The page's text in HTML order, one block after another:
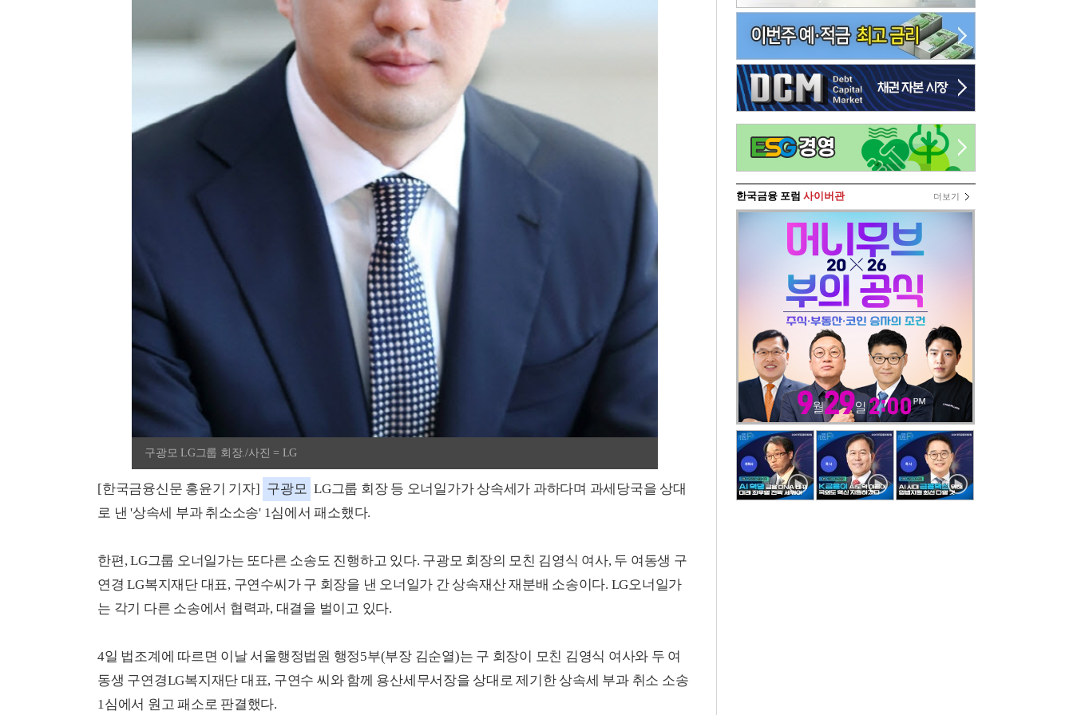
구광모 LG그룹 회장./사진 = LG
[한국금융신문 홍윤기 기자] 구광모 LG그룹 회장 등 오너일가가 상속세가 과하다며 과세당국을 상대
로 낸 '상속세 부과 취소소송' 1심에서 패소했다.
한편, LG그룹 오너일가는 또다른 소송도 진행하고 있다. 구광모 회장의 모친 김영식 여사, 두 여동생 구
연경 LG복지재단 대표, 구연수씨가 구 회장을 낸 오너일가 간 상속재산 재분배 소송이다. LG오너일가
는 각기 다른 소송에서 협력과, 대결을 벌이고 있다.
4일 법조계에 따르면 이날 서울행정법원 행정5부(부장 김순열)는 구 회장이 모친 김영식 여사와 두 여
동생 구연경LG복지재단 대표, 구연수 씨와 함께 용산세무서장을 상대로 제기한 상속세 부과 취소 소송
1심에서 원고 패소로 판결했다.
한국금융 포럼 사이버관 더보기